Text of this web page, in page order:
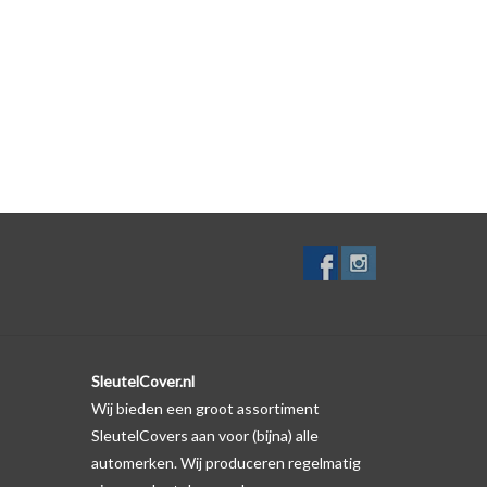
SleutelCover.nl
Wij bieden een groot assortiment
SleutelCovers aan voor (bijna) alle
automerken. Wij produceren regelmatig